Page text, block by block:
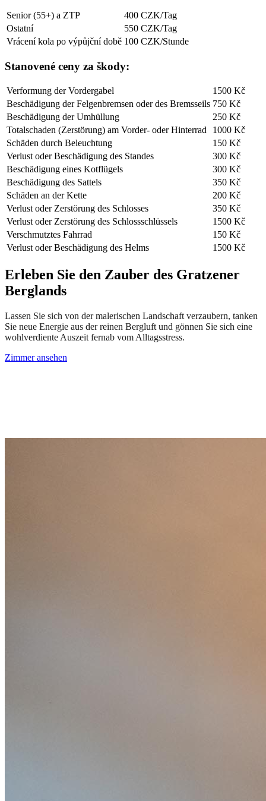
Senior (55+) a ZTP
400 CZK/Tag
Ostatní
550 CZK/Tag
Vrácení kola po výpůjční době 100 CZK/Stunde
Stanovené ceny za škody:
Verformung der Vordergabel
1500 Kč
Beschädigung der Felgenbremsen oder des Bremsseils 750 Kč
Beschädigung der Umhüllung
250 Kč
Totalschaden (Zerstörung) am Vorder- oder Hinterrad
1000 Kč
Schäden durch Beleuchtung
150 Kč
Verlust oder Beschädigung des Standes
300 Kč
Beschädigung eines Kotflügels
300 Kč
Beschädigung des Sattels
350 Kč
Schäden an der Kette
200 Kč
Verlust oder Zerstörung des Schlosses
350 Kč
Verlust oder Zerstörung des Schlossschlüssels
1500 Kč
Verschmutztes Fahrrad
150 Kč
Verlust oder Beschädigung des Helms
1500 Kč
Erleben Sie den Zauber des Gratzener
Berglands
Lassen Sie sich von der malerischen Landschaft verzaubern, tanken
Sie neue Energie aus der reinen Bergluft und gönnen Sie sich eine
wohlverdiente Auszeit fernab vom Alltagsstress.
Zimmer ansehen